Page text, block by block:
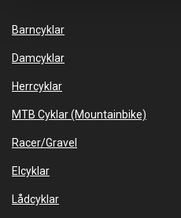
Barncyklar
Damcyklar
Herrcyklar
MTB Cyklar (Mountainbike)
Racer/Gravel
Elcyklar
Lådcyklar